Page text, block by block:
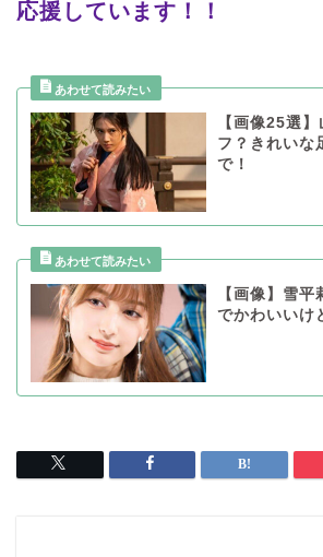
応援しています！！
【画像25選
フ？きれいな
で！
【画像】雪
でかわいいけ